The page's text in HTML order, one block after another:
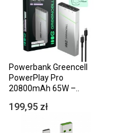
Powerbank Greencell
PowerPlay Pro
20800mAh 65W –..
199,95 zł
Odkryj nowy
wymiar mocy